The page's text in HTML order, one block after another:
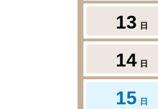
13 日
14 日
15 日